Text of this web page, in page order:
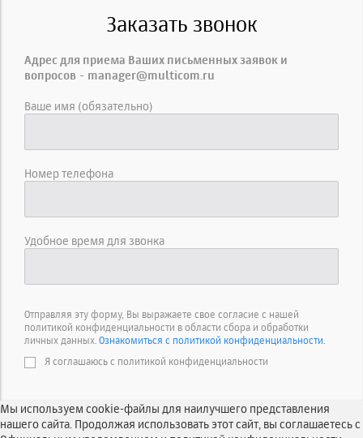
Заказать звонок
Адрес для приема Ваших письменных заявок и
вопросов - manager@multicom.ru
Ваше имя (обязательно)
Номер телефона
Удобное время для звонка
Отправляя эту форму, Вы выражаете свое согласие с нашей
политикой конфиденциальности в области сбора и обработки
личных данных. Ознакомиться с политикой конфиденциальности.
Я соглашаюсь с политикой конфиденциальности
Мы используем cookie-файлы для наилучшего представления
нашего сайта. Продолжая использовать этот сайт, вы соглашаетесь с